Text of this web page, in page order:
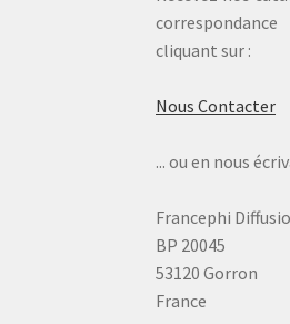
cliquant sur :
Nous Contacter
... ou en nous
Francephi
BP 20045
53120 Gorron
France